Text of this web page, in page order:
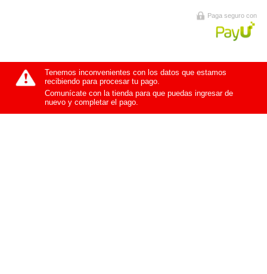
Paga seguro con
Tenemos inconvenientes con los datos que estamos
recibiendo para procesar tu pago.
Comunícate con la tienda para que puedas ingresar de
nuevo y completar el pago.